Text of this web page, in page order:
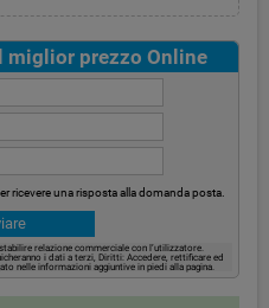
miglior prezzo Online
ricevere una risposta alla domanda posta.
relazione commerciale con l’utilizzatore.
i dati a terzi, Diritti: Accedere, rettificare ed
nelle informazioni aggiuntive in piedi alla pagina.